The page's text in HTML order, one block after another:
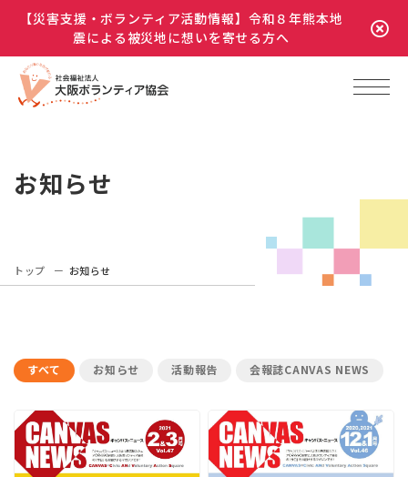
【災害支援・ボランティア活動情報】令和８年熊本地
震による被災地に想いを寄せる方へ
お知らせ
トップ お知らせ
すべて お知らせ 活動報告 会報誌CANVAS NEWS